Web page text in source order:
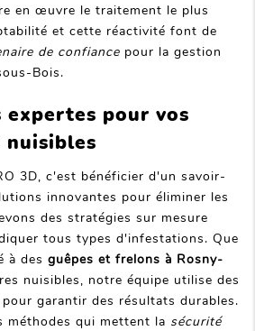
en œuvre le traitement le plus
et cette réactivité font de
de confiance pour la gestion
Bois.
expertes pour vos
nuisibles
3D, c'est bénéficier d'un savoir-
innovantes pour éliminer les
des stratégies sur mesure
tous types d'infestations. Que
à des guêpes et frelons à Rosny-
nuisibles, notre équipe utilise des
garantir des résultats durables.
méthodes qui mettent la sécurité